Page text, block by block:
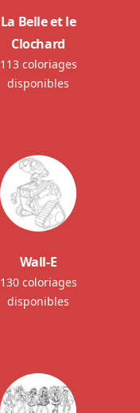
La Belle et le
Clochard
113 coloriages
disponibles
Wall-E
130 coloriages
disponibles